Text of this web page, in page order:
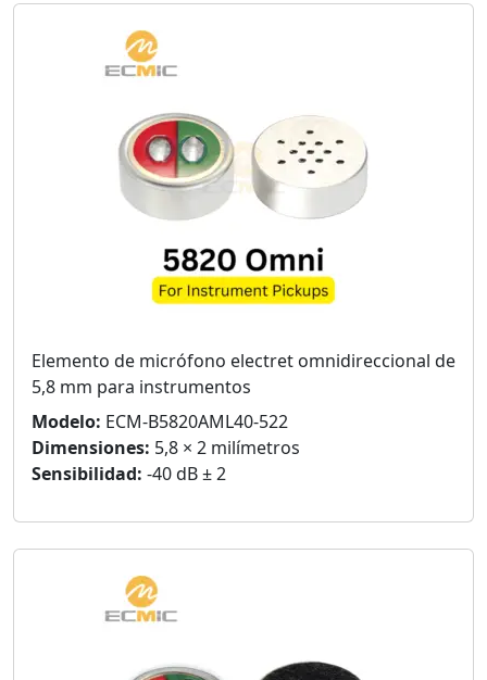
Elemento de micrófono electret omnidireccional de
5,8 mm para instrumentos
Modelo: ECM-B5820AML40-522
Dimensiones: 5,8 × 2 milímetros
Sensibilidad: -40 dB ± 2